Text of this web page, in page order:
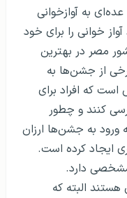
به آوازخوانی
خوانی را برای خود
مصر در بهترین
از جشن‌ها به
که افراد برای
کنند و چطور
ورود به جشن‌ها ارزان
ایجاد کرده است.
دارد.
البته که